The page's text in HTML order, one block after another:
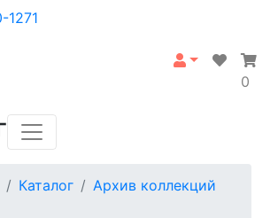
1271
0
Каталог
Архив коллекций